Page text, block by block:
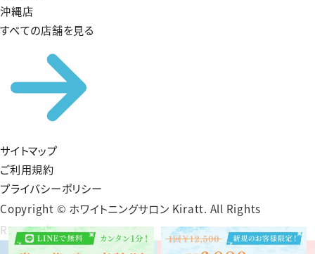
沖縄店
すべての店舗を見る
サイトマップ
ご利用規約
プライバシーポリシー
Copyright © ホワイトニングサロン Kiratt. All Rights
Reserved.